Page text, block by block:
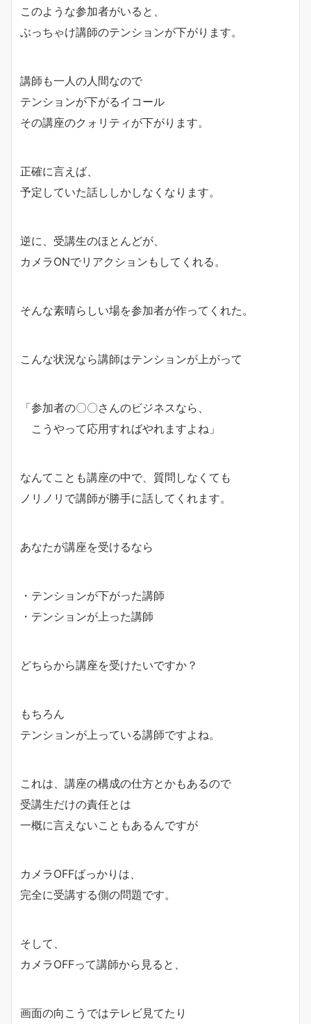
このような参加者がいると、
ぶっちゃけ講師のテンションが下がります。
講師も一人の人間なので
テンションが下がるイコール
その講座のクォリティが下がります。
正確に言えば、
予定していた話ししかしなくなります。
逆に、受講生のほとんどが、
カメラONでリアクションもしてくれる。
そんな素晴らしい場を参加者が作ってくれた。
こんな状況なら講師はテンションが上がって
「参加者の〇〇さんのビジネスなら、
こうやって応用すればやれますよね」
なんてことも講座の中で、質問しなくても
ノリノリで講師が勝手に話してくれます。
あなたが講座を受けるなら
・テンションが下がった講師
・テンションが上った講師
どちらから講座を受けたいですか？
もちろん
テンションが上っている講師ですよね。
これは、講座の構成の仕方とかもあるので
受講生だけの責任とは
一概に言えないこともあるんですが
カメラOFFばっかりは、
完全に受講する側の問題です。
そして、
カメラOFFって講師から見ると、
画面の向こうではテレビ見てたり